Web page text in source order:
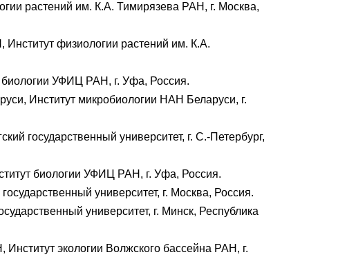
растений им. К.А. Тимирязева РАН, г. Москва,
физиологии растений им. К.А.
УФИЦ РАН, г. Уфа, Россия.
Институт микробиологии НАН Беларуси, г.
государственный университет, г. С.-Петербург,
биологии УФИЦ РАН, г. Уфа, Россия.
университет, г. Москва, Россия.
университет, г. Минск, Республика
экологии Волжского бассейна РАН, г.